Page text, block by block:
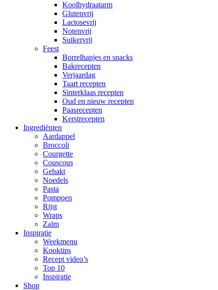
Koolhydraatarm
Glutenvrij
Lactosevrij
Notenvrij
Suikervrij
Feest
Borrelhapjes en snacks
Bakrecepten
Verjaardag
Taart recepten
Sinterklaas recepten
Oud en nieuw recepten
Paasrecepten
Kerstrecepten
Ingrediënten
Aardappel
Broccoli
Courgette
Couscous
Gehakt
Noedels
Pasta
Pompoen
Rijst
Wraps
Zalm
Inspiratie
Weekmenu
Kooktips
Recept video’s
Top 10
Inspiratie
Shop